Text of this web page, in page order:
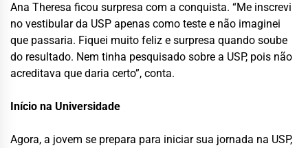
Ana Theresa ficou surpresa com a conquista. “Me inscrevi
no vestibular da USP apenas como teste e não imaginei
que passaria. Fiquei muito feliz e surpresa quando soube
do resultado. Nem tinha pesquisado sobre a USP, pois não
acreditava que daria certo”, conta.
Início na Universidade
Agora, a jovem se prepara para iniciar sua jornada na USP,